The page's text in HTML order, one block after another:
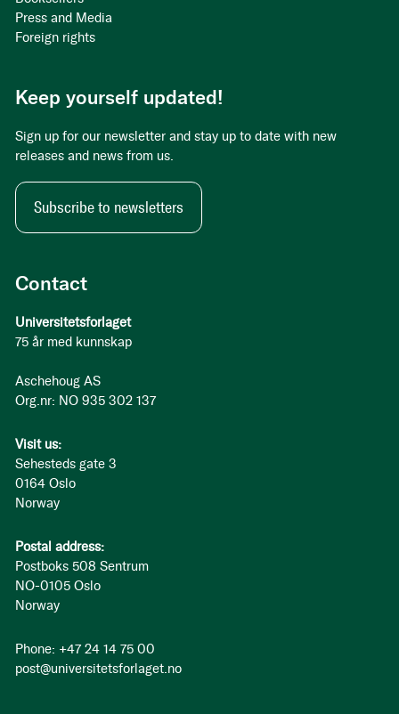
Contact
Universitetsforlaget
75 år med kunnskap
Aschehoug AS
Org.nr: NO 935 302 137
Visit us:
Sehesteds gate 3
0164 Oslo
Norway
Postal address:
Postboks 508 Sentrum
NO-0105 Oslo
Norway
Phone: +47 24 14 75 00
post@universitetsforlaget.no
Press and Media
Foreign rights
Keep yourself updated!
Sign up for our newsletter and stay up to date with new
releases and news from us.
Subscribe to newsletters